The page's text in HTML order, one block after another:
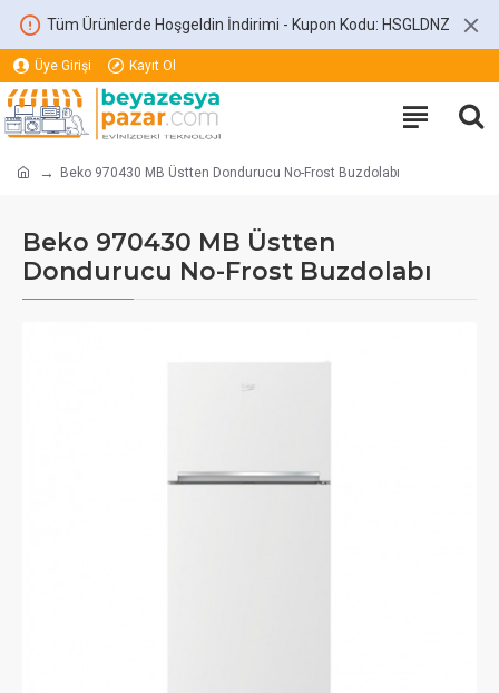
Tüm Ürünlerde Hoşgeldin İndirimi - Kupon Kodu: HSGLDNZ
Üye Girişi Kayıt Ol
Beko 970430 MB Üstten Dondurucu No-Frost Buzdolabı
Beko 970430 MB Üstten
Dondurucu No-Frost Buzdolabı